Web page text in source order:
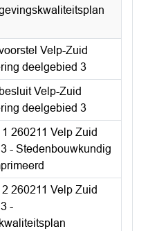
Velp-Zuid
deelgebied 3
Velp-Zuid
deelgebied 3
260211 Velp Zuid
- Stedenbouwkundig
260211 Velp Zuid
-